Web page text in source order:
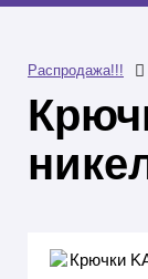
Распродажа!!!